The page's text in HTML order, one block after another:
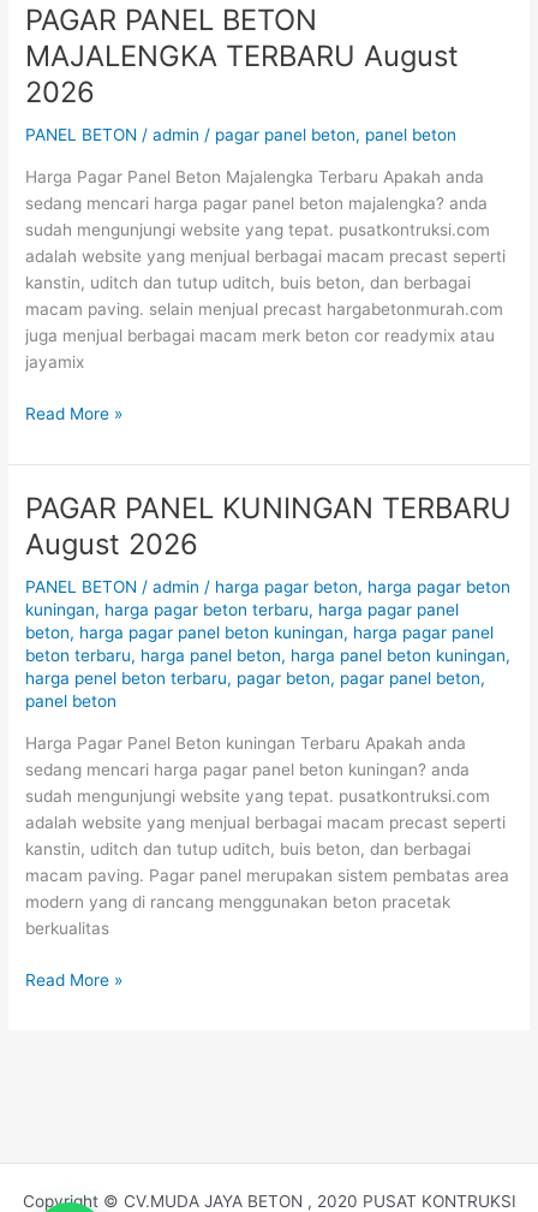
PAGAR PANEL BETON
MAJALENGKA TERBARU August
2026
PANEL BETON /admin/ pagar panel beton, panel beton
Harga Pagar Panel Beton Majalengka Terbaru Apakah anda
sedang mencari harga pagar panel beton majalengka? anda
sudah mengunjungi website yang tepat. pusatkontruksi.com
adalah website yang menjual berbagai macam precast seperti
kanstin, uditch dan tutup uditch, buis beton, dan berbagai
macam paving. selain menjual precast hargabetonmurah.com
juga menjual berbagai macam merk beton cor readymix atau
jayamix
PAGAR
PANEL
BETON
MAJALENGKA
August
2026
Read More »
PAGAR PANEL KUNINGAN TERBARU
August 2026
PANEL BETON /admin/ harga pagar beton, harga pagar beton
kuningan, harga pagar beton terbaru, harga pagar panel
beton, harga pagar panel beton kuningan, harga pagar panel
beton terbaru, harga panel beton, harga panel beton kuningan,
harga penel beton terbaru, pagar beton, pagar panel beton,
panel beton
Harga Pagar Panel Beton kuningan Terbaru Apakah anda
sedang mencari harga pagar panel beton kuningan? anda
sudah mengunjungi website yang tepat. pusatkontruksi.com
adalah website yang menjual berbagai macam precast seperti
kanstin, uditch dan tutup uditch, buis beton, dan berbagai
macam paving. Pagar panel merupakan sistem pembatas area
modern yang di rancang menggunakan beton pracetak
berkualitas
PAGAR
PANEL
KUNINGAN
TERBARU
August
2026
Read More »
Copyright © CV.MUDA JAYA BETON , 2020 PUSAT KONTRUKSI